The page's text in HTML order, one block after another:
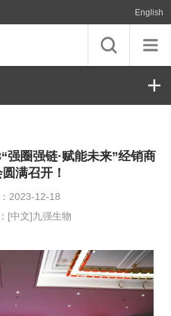
English
强圈强链·赋能未来”经销商
满召开！
2023-12-18
[中文]九强生物